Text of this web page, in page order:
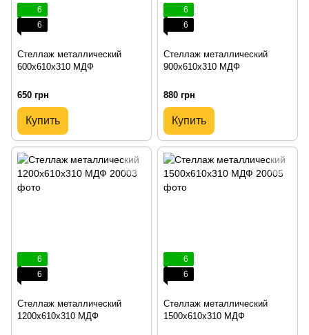
6
6
Стеллаж металлический
600х610х310 МДФ
650 грн
Купить
6
6
Стеллаж металлический
900х610х310 МДФ
880 грн
Купить
6
6
Стеллаж металлический
1200х610х310 МДФ
6
6
Стеллаж металлический
1500х610х310 МДФ